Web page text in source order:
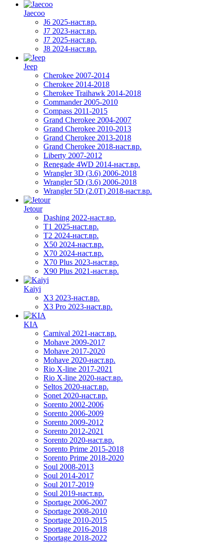
Jaecoo
J6 2025-наст.вр.
J7 2023-наст.вр.
J7 2025-наст.вр.
J8 2024-наст.вр.
Jeep
Cherokee 2007-2014
Cherokee 2014-2018
Cherokee Traihawk 2014-2018
Commander 2005-2010
Compass 2011-2015
Grand Cherokee 2004-2007
Grand Cherokee 2010-2013
Grand Cherokee 2013-2018
Grand Cherokee 2018-наст.вр.
Liberty 2007-2012
Renegade 4WD 2014-наст.вр.
Wrangler 3D (3.6) 2006-2018
Wrangler 5D (3.6) 2006-2018
Wrangler 5D (2.0T) 2018-наст.вр.
Jetour
Dashing 2022-наст.вр.
T1 2025-наст.вр.
T2 2024-наст.вр.
X50 2024-наст.вр.
X70 2024-наст.вр.
X70 Plus 2023-наст.вр.
X90 Plus 2021-наст.вр.
Kaiyi
X3 2023-наст.вр.
X3 Pro 2023-наст.вр.
KIA
Carnival 2021-наст.вр.
Mohave 2009-2017
Mohave 2017-2020
Mohave 2020-наст.вр.
Rio X-line 2017-2021
Rio X-line 2020-наст.вр.
Seltos 2020-наст.вр.
Sonet 2020-наст.вр.
Sorento 2002-2006
Sorento 2006-2009
Sorento 2009-2012
Sorento 2012-2021
Sorento 2020-наст.вр.
Sorento Prime 2015-2018
Sorento Prime 2018-2020
Soul 2008-2013
Soul 2014-2017
Soul 2017-2019
Soul 2019-наст.вр.
Sportage 2006-2007
Sportage 2008-2010
Sportage 2010-2015
Sportage 2016-2018
Sportage 2018-2022